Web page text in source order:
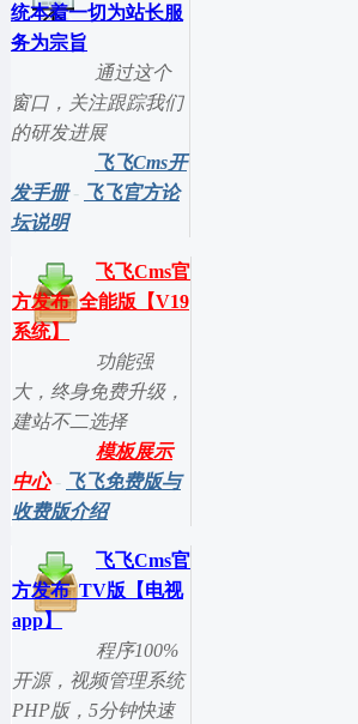
统本着一切为站长服
务为宗旨
通过这个
窗口，关注跟踪我们
的研发进展
飞飞Cms开
发手册- 飞飞官方论
坛说明
飞飞Cms官
方发布_全能版【V19
系统】
功能强
大，终身免费升级，
建站不二选择
模板展示
中心- 飞飞免费版与
收费版介绍
飞飞Cms官
方发布_TV版【电视
app】
程序100%
开源，视频管理系统
PHP版，5分钟快速